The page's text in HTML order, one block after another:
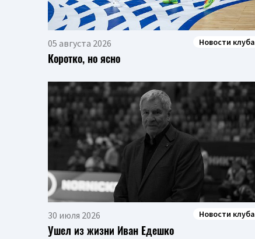
05 августа 2026 Новости клуба
Коротко, но ясно
30 июля 2026 Новости клуба
Ушел из жизни Иван Едешко